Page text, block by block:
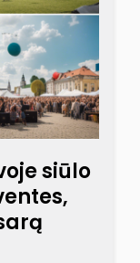
siūlo